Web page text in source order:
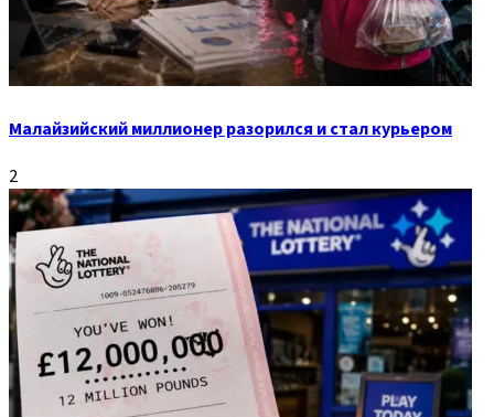
Малайзийский миллионер разорился и стал курьером
2